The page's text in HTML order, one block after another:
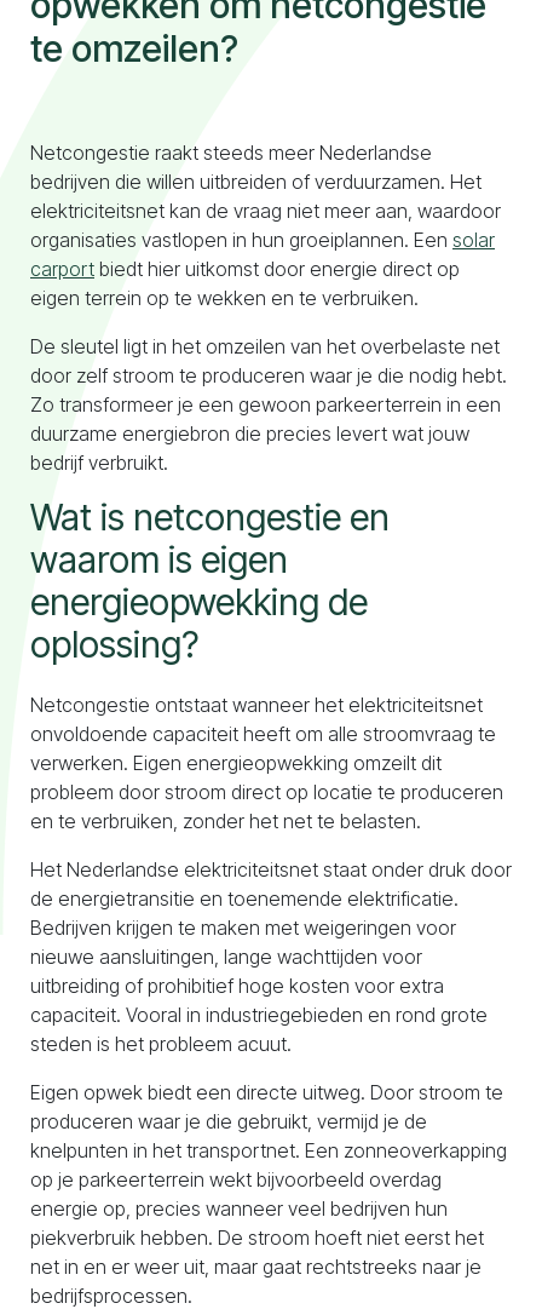
te omzeilen?
Netcongestie raakt steeds meer Nederlandse
bedrijven die willen uitbreiden of verduurzamen. Het
elektriciteitsnet kan de vraag niet meer aan, waardoor
organisaties vastlopen in hun groeiplannen. Een solar
carport biedt hier uitkomst door energie direct op
eigen terrein op te wekken en te verbruiken.
De sleutel ligt in het omzeilen van het overbelaste net
door zelf stroom te produceren waar je die nodig hebt.
Zo transformeer je een gewoon parkeerterrein in een
duurzame energiebron die precies levert wat jouw
bedrijf verbruikt.
Wat is netcongestie en
waarom is eigen
energieopwekking de
oplossing?
Netcongestie ontstaat wanneer het elektriciteitsnet
onvoldoende capaciteit heeft om alle stroomvraag te
verwerken. Eigen energieopwekking omzeilt dit
probleem door stroom direct op locatie te produceren
en te verbruiken, zonder het net te belasten.
Het Nederlandse elektriciteitsnet staat onder druk door
de energietransitie en toenemende elektrificatie.
Bedrijven krijgen te maken met weigeringen voor
nieuwe aansluitingen, lange wachttijden voor
uitbreiding of prohibitief hoge kosten voor extra
capaciteit. Vooral in industriegebieden en rond grote
steden is het probleem acuut.
Eigen opwek biedt een directe uitweg. Door stroom te
produceren waar je die gebruikt, vermijd je de
knelpunten in het transportnet. Een zonneoverkapping
op je parkeerterrein wekt bijvoorbeeld overdag
energie op, precies wanneer veel bedrijven hun
piekverbruik hebben. De stroom hoeft niet eerst het
net in en er weer uit, maar gaat rechtstreeks naar je
bedrijfsprocessen.